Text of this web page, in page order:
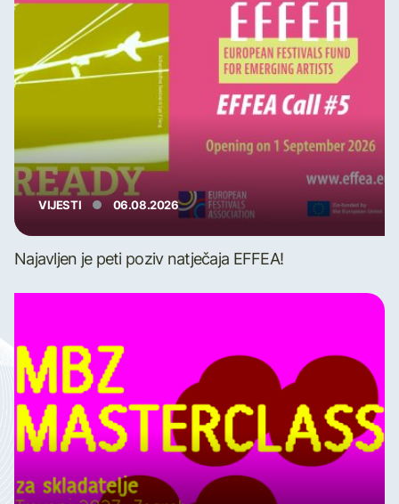
VIJESTI 06.08.2026
Najavljen je peti poziv natječaja EFFEA!